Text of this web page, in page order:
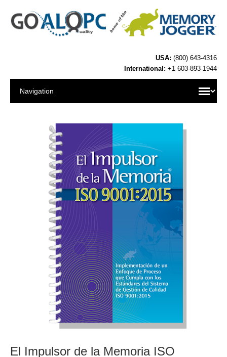
USA: (800) 643-4316
International: +1 603-893-1944
El Impulsor de la Memoria ISO